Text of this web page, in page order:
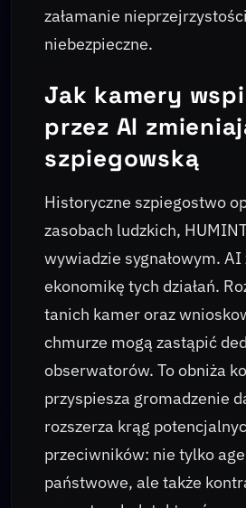
załamanie
niebezpieczne.
Jak kamery
przez AI
szpiegowską
Historyczne szpiegostwo
zasobach ludzkich,
wywiadzie sygnałowym.
ekonomikę tych działań.
tanich kamer oraz
chmurze mogą zastąpić
obserwatorów. To obniża
przyspiesza gromadzenie
rozszerza krąg
przeciwników: nie tylko
państwowe, ale także